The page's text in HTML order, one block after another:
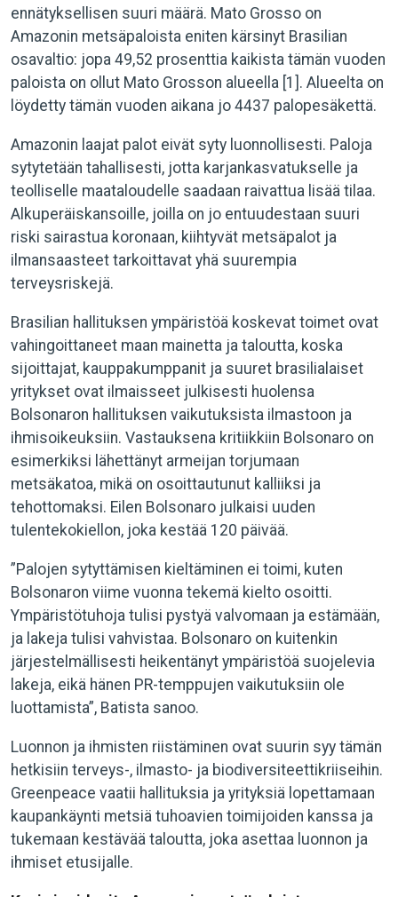
ennätyksellisen suuri määrä. Mato Grosso on
Amazonin metsäpaloista eniten kärsinyt Brasilian
osavaltio: jopa 49,52 prosenttia kaikista tämän vuoden
paloista on ollut Mato Grosson alueella [1]. Alueelta on
löydetty tämän vuoden aikana jo 4437 palopesäkettä.
Amazonin laajat palot eivät syty luonnollisesti. Paloja
sytytetään tahallisesti, jotta karjankasvatukselle ja
teolliselle maataloudelle saadaan raivattua lisää tilaa.
Alkuperäiskansoille, joilla on jo entuudestaan suuri
riski sairastua koronaan, kiihtyvät metsäpalot ja
ilmansaasteet tarkoittavat yhä suurempia
terveysriskejä.
Brasilian hallituksen ympäristöä koskevat toimet ovat
vahingoittaneet maan mainetta ja taloutta, koska
sijoittajat, kauppakumppanit ja suuret brasilialaiset
yritykset ovat ilmaisseet julkisesti huolensa
Bolsonaron hallituksen vaikutuksista ilmastoon ja
ihmisoikeuksiin. Vastauksena kritiikkiin Bolsonaro on
esimerkiksi lähettänyt armeijan torjumaan
metsäkatoa, mikä on osoittautunut kalliiksi ja
tehottomaksi. Eilen Bolsonaro julkaisi uuden
tulentekokiellon, joka kestää 120 päivää.
”Palojen sytyttämisen kieltäminen ei toimi, kuten
Bolsonaron viime vuonna tekemä kielto osoitti.
Ympäristötuhoja tulisi pystyä valvomaan ja estämään,
ja lakeja tulisi vahvistaa. Bolsonaro on kuitenkin
järjestelmällisesti heikentänyt ympäristöä suojelevia
lakeja, eikä hänen PR-temppujen vaikutuksiin ole
luottamista”, Batista sanoo.
Luonnon ja ihmisten riistäminen ovat suurin syy tämän
hetkisiin terveys-, ilmasto- ja biodiversiteettikriiseihin.
Greenpeace vaatii hallituksia ja yrityksiä lopettamaan
kaupankäynti metsiä tuhoavien toimijoiden kanssa ja
tukemaan kestävää taloutta, joka asettaa luonnon ja
ihmiset etusijalle.